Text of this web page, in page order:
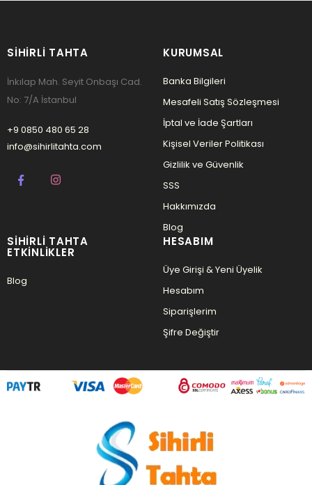
SIHIRLI TAHTA
İnkılap Mah. Seyit Onbaşı Cad.
No: 7/A İstanbul
+9 0850 480 65 28
info@sihirlitahta.com
KURUMSAL
Banka Bilgileri
Mesafeli Satış Sözleşmesi
İptal ve İade Şartları
Kişisel Veriler Politikası
Gizlilik ve Güvenlik
SSS
Hakkımızda
Blog
SIHIRLI TAHTA
ETKINLIKLER
Blog
HESABIM
Üye Girişi & Yeni Üyelik
Hesabım
Siparişlerim
Şifre Değiştir